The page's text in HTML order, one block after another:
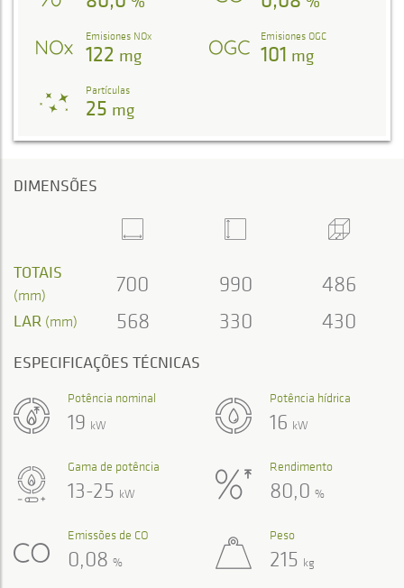
Emisiones NOx
122 mg
Emisiones OGC
101 mg
Partículas
25 mg
DIMENSÕES
TOTAIS
(mm) 700 990 486
LAR (mm) 568 330 430
ESPECIFICAÇÕES TÉCNICAS
Gama de potência
13-25 kW
Potência nominal
19 kW
Potência hídrica
16 kW
Rendimento
80,0 %
Emissões de CO
0,08 %
Peso
215 kg